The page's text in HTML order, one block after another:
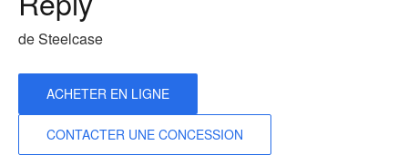
de Steelcase
ACHETER EN LIGNE
CONTACTER UNE CONCESSION